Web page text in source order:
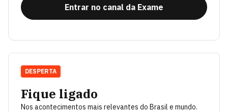
Entrar no canal da Exame
Fique ligado
Nos acontecimentos mais relevantes do Brasil e mundo.
DESPERTA